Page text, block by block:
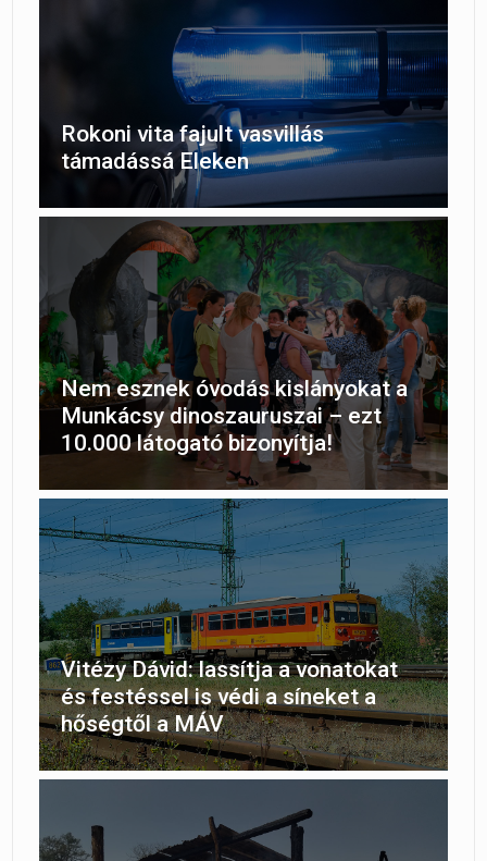
Rokoni vita fajult vasvillás
támadássá Eleken
Nem esznek óvodás kislányokat a
Munkácsy dinoszauruszai – ezt
10.000 látogató bizonyítja!
Vitézy Dávid: lassítja a vonatokat
és festéssel is védi a síneket a
hőségtől a MÁV